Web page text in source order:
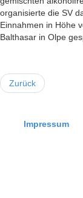
organisierte die SV
Einnahmen in Höhe
Balthasar in Olpe
Zurück
Impressum